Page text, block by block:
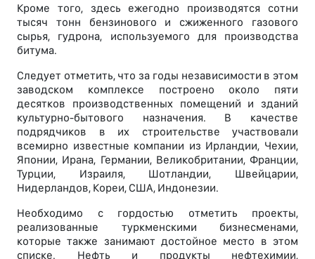
Кроме того, здесь ежегодно производятся сотни
тысяч тонн бензинового и сжиженного газового
сырья, гудрона, используемого для производства
битума.
Следует отметить, что за годы независимости в этом
заводском комплексе построено около пяти
десятков производственных помещений и зданий
культурно-бытового назначения. В качестве
подрядчиков в их строительстве участвовали
всемирно известные компании из Ирландии, Чехии,
Японии, Ирана, Германии, Великобритании, Франции,
Турции, Израиля, Шотландии, Швейцарии,
Нидерландов, Кореи, США, Индонезии.
Необходимо с гордостью отметить проекты,
реализованные туркменскими бизнесменами,
которые также занимают достойное место в этом
списке. Нефть и продукты нефтехимии,